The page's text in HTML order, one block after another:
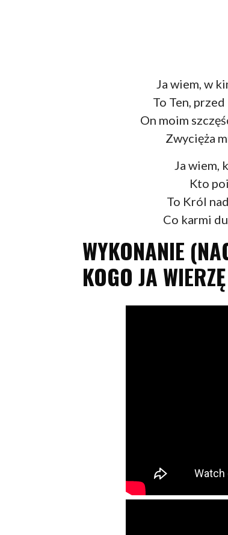
Ja wiem, w
To Ten,
On moim
Zwycięża
Ja wiem,
Kto
To Król
Co karmi
WYKONANIE
KOGO JA WIERZĘ